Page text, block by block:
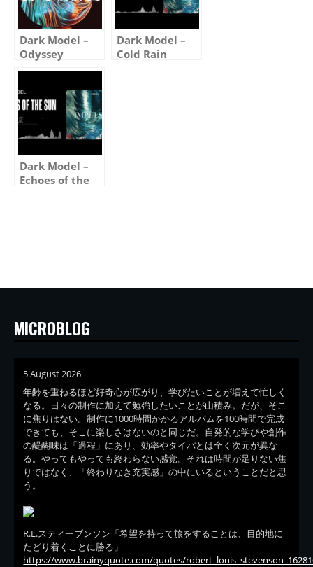
Dark Model –
Odyssey
(Album
Dark Model –
Cold Rain
Dark Model –
Echoes of the
MICROBLOG
5 August 2026
年齢を重ねるほど好奇心が広がり、学びたいことが増えて忙しく
なる。日々の制作に加えて勉強したいことが山積み。だが、そこ
に焦りはない。制作に1000時間かかるアルバムを100時間で完成
できても、そこに楽しさはないのと同じだ。自発的な学びや創作
の醍醐味は「過程」にあり、効率やタイパとは全く次元が異な
る。やってもやっても終わらない感覚。それは時間が足りない焦
りではなく、「終わりなき充実感」の中にいるということだと思
う。
R.L.スティーブンソン「希望を持って旅をすることは、目的地に
たどり着くことに勝る」
https://www.brainyquote.com/quotes/